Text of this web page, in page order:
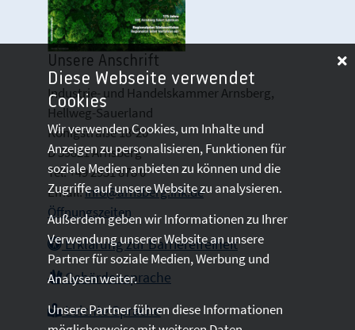
Unsere Anschrift
Industrie- und Handelskammer Arnsberg,
Hellweg-Sauerland
Königstraße 18-20
D 59821 Arnsberg
Tel: +49 2931 878 0
Email:info@arnsberg.ihk.de
Öffnungszeiten
Erklärung zur Barrierefreiheit
Gebärdensprache
Leichte Sprache
Diese Webseite verwendet
Cookies
Wir verwenden Cookies, um Inhalte und
Anzeigen zu personalisieren, Funktionen für
soziale Medien anbieten zu können und die
Zugriffe auf unsere Website zu analysieren.
Außerdem geben wir Informationen zu Ihrer
Verwendung unserer Website an unsere
Partner für soziale Medien, Werbung und
Analysen weiter.
Unsere Partner führen diese Informationen